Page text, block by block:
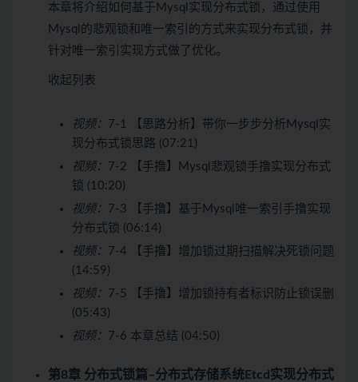
本章将介绍如何基于Mysql实现分布式锁，通过使用
Mysql的悲观锁和唯一索引的方式来实现分布式锁，并
针对唯一索引实现方式做了优化。
收起列表
视频：
7-1 【思路分析】带你一步步分析Mysql实
现分布式锁思路 (07:21)
视频：
7-2 【手撸】Mysql悲观锁手撸实现分布式
锁 (10:20)
视频：
7-3 【手撸】基于Mysql唯一索引手撸实现
分布式锁 (06:14)
视频：
7-4 【手撸】增加锁过期扫描解决死锁问题
(14:59)
视频：
7-5 【手撸】增加锁持有者标识防止锁误删
(05:43)
视频：
7-6 本章总结 (04:50)
第8章 分布式锁篇–分布式存储系统Etcd实现分布式